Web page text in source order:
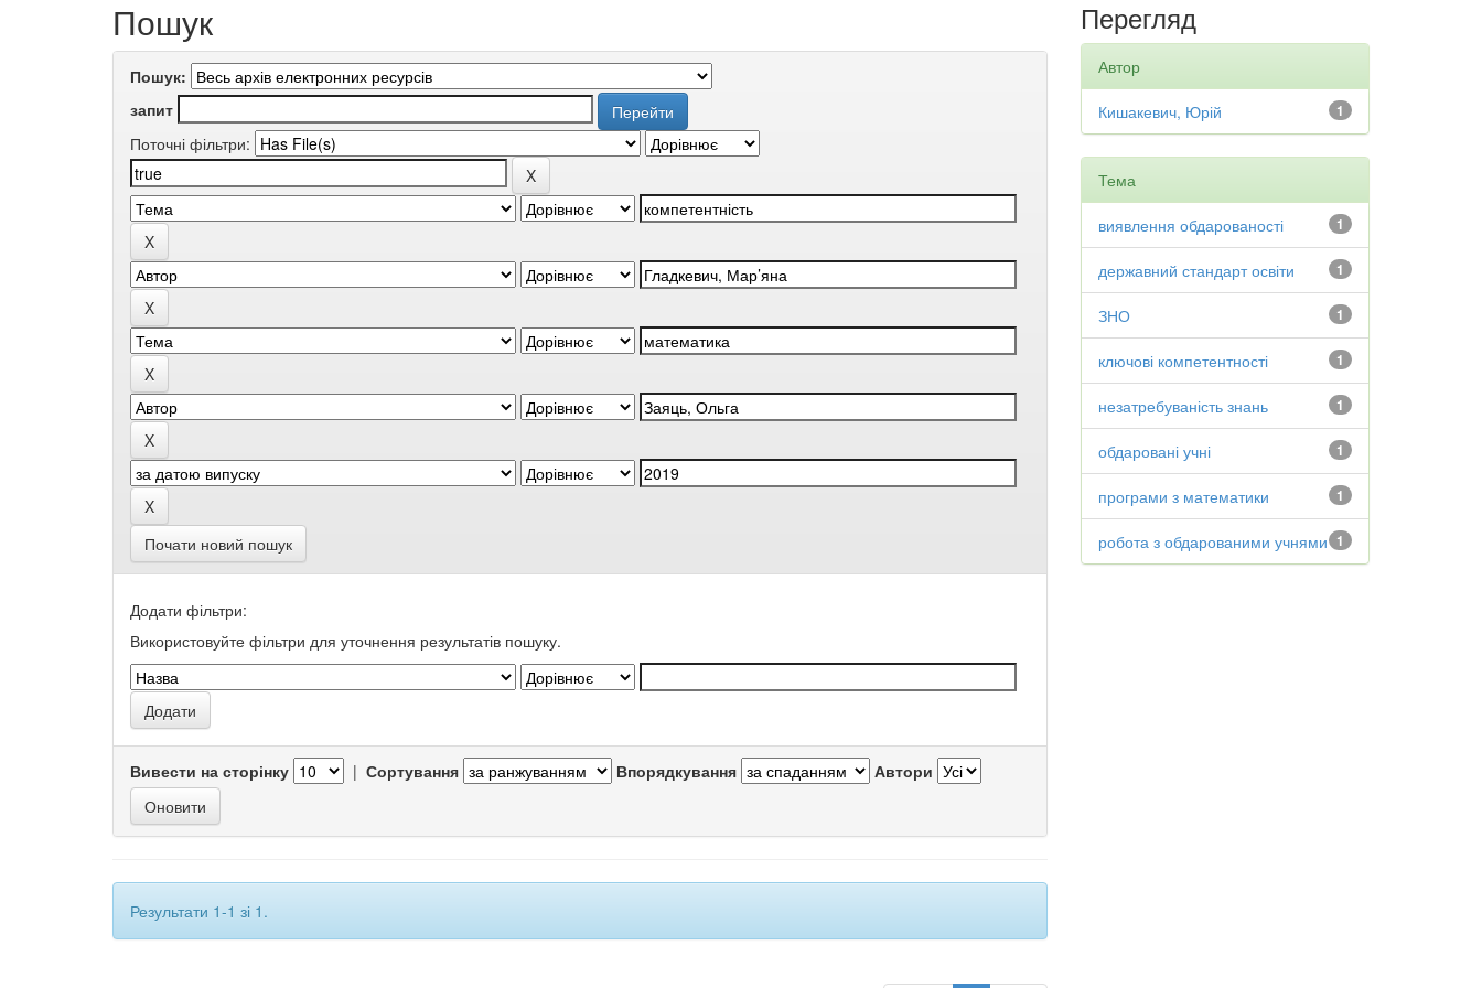
Пошук
Пошук:
запит
Поточні фільтри:
Почати новий пошук
Додати фільтри:
Використовуйте фільтри для уточнення результатів пошуку.
Вивести на сторінку | Сортування Впорядкування Автори
Результати 1-1 зі 1.
Перегляд
Автор
1
Кишакевич, Юрій
Тема
1
виявлення обдарованості
1
державний стандарт освіти
1
ЗНО
1
ключові компетентності
1
незатребуваність знань
1
обдаровані учні
1
програми з математики
1
робота з обдарованими учнями